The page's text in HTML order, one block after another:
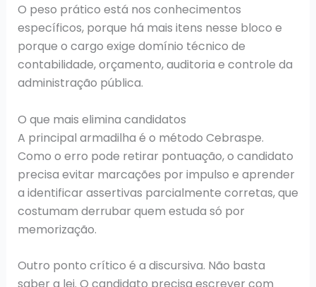
O peso prático está nos conhecimentos
específicos, porque há mais itens nesse bloco e
porque o cargo exige domínio técnico de
contabilidade, orçamento, auditoria e controle da
administração pública.
O que mais elimina candidatos
A principal armadilha é o método Cebraspe.
Como o erro pode retirar pontuação, o candidato
precisa evitar marcações por impulso e aprender
a identificar assertivas parcialmente corretas, que
costumam derrubar quem estuda só por
memorização.
Outro ponto crítico é a discursiva. Não basta